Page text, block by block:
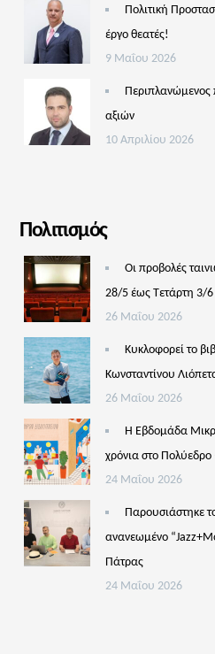
Πολιτική
έργο θεατές!
9 Μαΐου 2026
αξιών
10 Απριλίου 2026
Πολιτισμός
Οι προβολές
28/5 έως Τετάρτη 3/6
26 Μαΐου 2026
Κυκλοφορεί το
Κωνσταντίνου
26 Μαΐου 2026
Η Εβδομάδα
χρόνια στο
24 Μαΐου 2026
Παρουσιάστηκε
ανανεωμένο
Πάτρας
24 Μαΐου 2026